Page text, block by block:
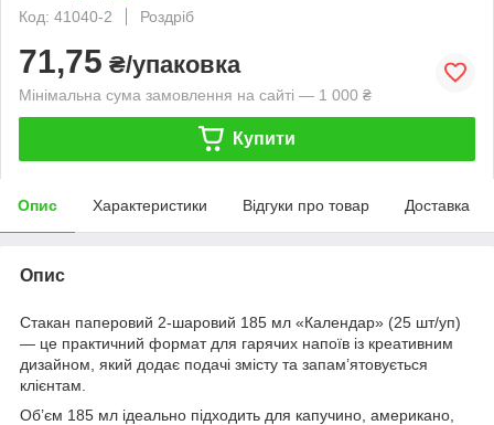
Код: 41040-2
Роздріб
71,75 ₴/упаковка
Мінімальна сума замовлення на сайті — 1 000 ₴
Купити
Опис Характеристики Відгуки про товар Доставка
Опис
Стакан паперовий 2-шаровий 185 мл «Календар» (25 шт/уп)
— це практичний формат для гарячих напоїв із креативним
дизайном, який додає подачі змісту та запам’ятовується
клієнтам.
Об’єм 185 мл ідеально підходить для капучино, американо,